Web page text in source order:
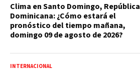
Clima en Santo Domingo, República
Dominicana: ¿Cómo estará el
pronóstico del tiempo mañana,
domingo 09 de agosto de 2026?
INTERNACIONAL